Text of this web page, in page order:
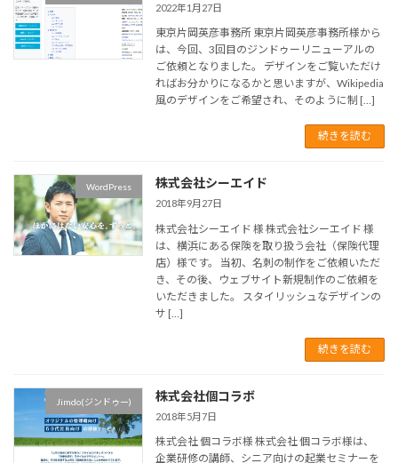
2022年1月27日
東京片岡英彦事務所 東京片岡英彦事務所様から
は、今回、3回目のジンドゥーリニューアルの
ご依頼となりました。 デザインをご覧いただけ
ればお分かりになるかと思いますが、Wikipedia
風のデザインをご希望され、そのように制 […]
続きを読む
WordPress 株式会社シーエイド
2018年9月27日
株式会社シーエイド 様 株式会社シーエイド 様
は、横浜にある保険を取り扱う会社（保険代理
店）様です。 当初、名刺の制作をご依頼いただ
き、その後、ウェブサイト新規制作のご依頼を
いただきました。 スタイリッシュなデザインの
サ […]
続きを読む
Jimdo(ジンドゥー) 株式会社個コラボ
2018年5月7日
株式会社 個コラボ様 株式会社 個コラボ様は、
企業研修の講師、シニア向けの起業セミナーを